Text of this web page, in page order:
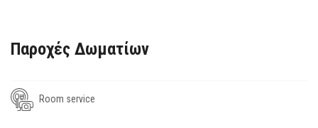
Παροχές Δωματίων
Room service